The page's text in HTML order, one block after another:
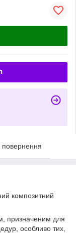
композитний
призначеним для
особливо тих,